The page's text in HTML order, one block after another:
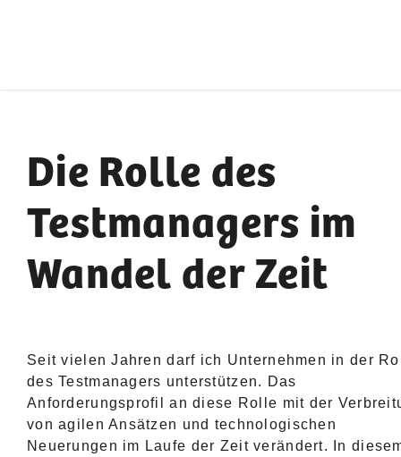
Die Rolle des
Testmanagers im
Wandel der Zeit
Seit vielen Jahren darf ich Unternehmen in der
des Testmanagers unterstützen. Das
Anforderungsprofil an diese Rolle mit der
von agilen Ansätzen und technologischen
Neuerungen im Laufe der Zeit verändert. In